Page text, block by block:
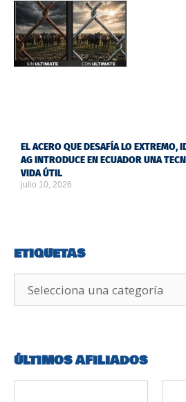
EL ACERO QUE DESAFÍA LO EXTREMO,
AG INTRODUCE EN ECUADOR UNA
VIDA ÚTIL
julio 10, 2026
ETIQUETAS
ÚLTIMOS AFILIADOS